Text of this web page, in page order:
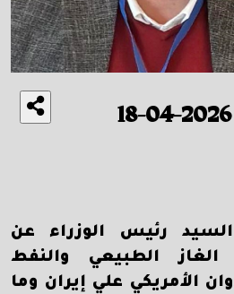
2026-04-18
رئيس الوزراء عن
الغاز الطبيعي والنفط
الأمريكي علي إيران وما